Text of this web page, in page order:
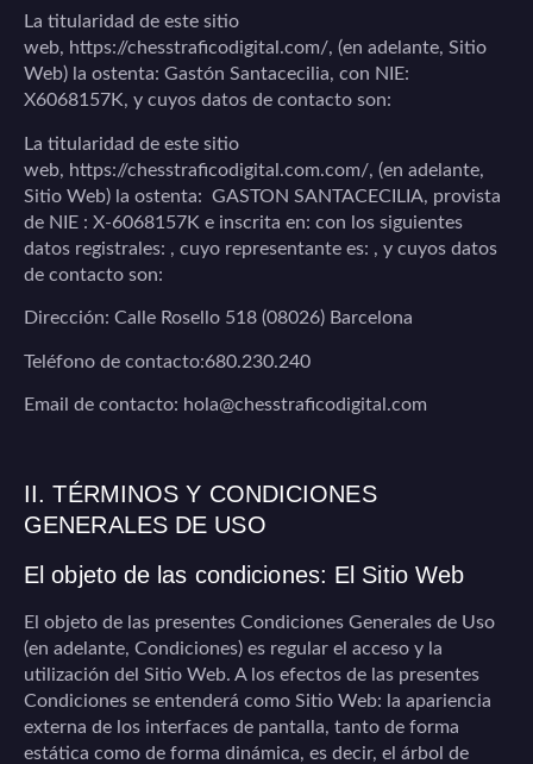
La titularidad de este sitio
web, https://chesstraficodigital.com/, (en adelante, Sitio
Web) la ostenta: Gastón Santacecilia, con NIE:
X6068157K, y cuyos datos de contacto son:
La titularidad de este sitio
web, https://chesstraficodigital.com.com/, (en adelante,
Sitio Web) la ostenta: GASTON SANTACECILIA, provista
de NIE : X-6068157K e inscrita en: con los siguientes
datos registrales: , cuyo representante es: , y cuyos datos
de contacto son:
Dirección: Calle Rosello 518 (08026) Barcelona
Teléfono de contacto:680.230.240
Email de contacto: hola@chesstraficodigital.com
II. TÉRMINOS Y CONDICIONES
GENERALES DE USO
El objeto de las condiciones: El Sitio Web
El objeto de las presentes Condiciones Generales de Uso
(en adelante, Condiciones) es regular el acceso y la
utilización del Sitio Web. A los efectos de las presentes
Condiciones se entenderá como Sitio Web: la apariencia
externa de los interfaces de pantalla, tanto de forma
estática como de forma dinámica, es decir, el árbol de